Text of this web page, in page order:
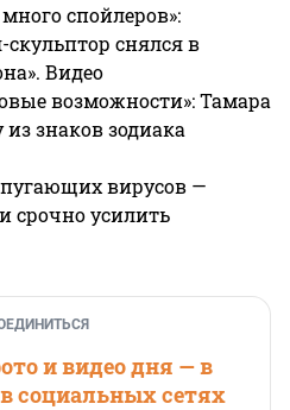
спойлеров»:
снялся в
Видео
возможности»: Тамара
знаков зодиака
вирусов —
срочно усилить
и видео дня — в
социальных сетях